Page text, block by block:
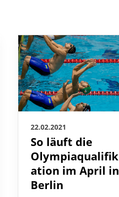
22.02.2021
So läuft die
Olympiaqualifik
ation im April in
Berlin